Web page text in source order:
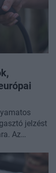
jelzést
Az
2025-ös